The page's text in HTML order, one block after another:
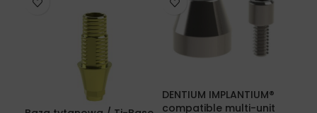
DENTIUM IMPLANTIUM®
compatible multi-unit